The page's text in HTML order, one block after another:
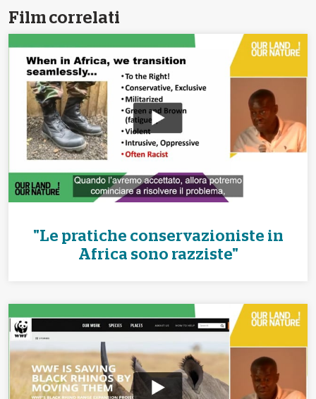
Film correlati
"Le pratiche conservazioniste in
Africa sono razziste"